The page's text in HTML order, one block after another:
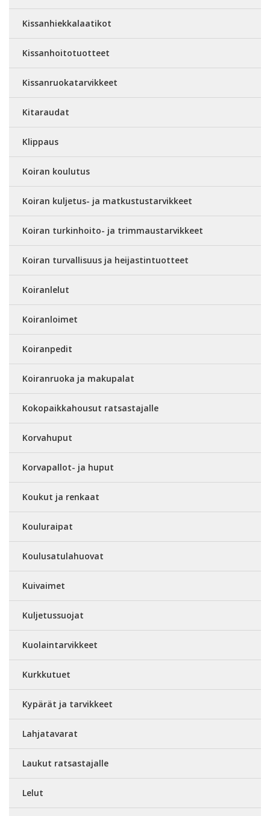
Kissanhiekkalaatikot
Kissanhoitotuotteet
Kissanruokatarvikkeet
Kitaraudat
Klippaus
Koiran koulutus
Koiran kuljetus- ja matkustustarvikkeet
Koiran turkinhoito- ja trimmaustarvikkeet
Koiran turvallisuus ja heijastintuotteet
Koiranlelut
Koiranloimet
Koiranpedit
Koiranruoka ja makupalat
Kokopaikkahousut ratsastajalle
Korvahuput
Korvapallot- ja huput
Koukut ja renkaat
Kouluraipat
Koulusatulahuovat
Kuivaimet
Kuljetussuojat
Kuolaintarvikkeet
Kurkkutuet
Kypärät ja tarvikkeet
Lahjatavarat
Laukut ratsastajalle
Lelut